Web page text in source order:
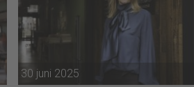
30 juni 2025